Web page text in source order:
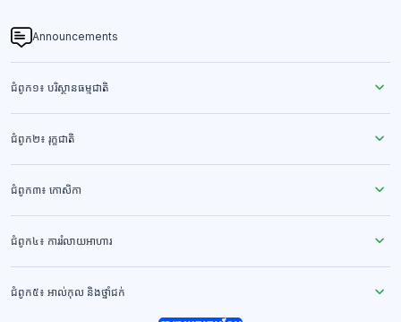
Announcements
ជំពូក១៖ បរិស្ថានធម្មជាតិ
ជំពូក២៖ រុក្ខជាតិ
ជំពូក៣៖ កោសិកា
ជំពូក៤៖ ការរំលាយអាហារ
ជំពូក៥៖ អាល់កុល និងថ្នាំជក់